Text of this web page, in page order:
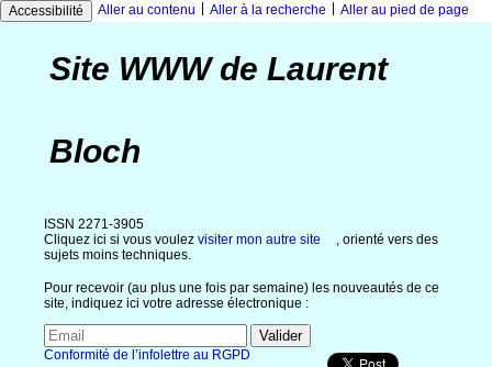
Accessibilité Aller au contenu Aller à la recherche Aller au pied de page
Site WWW de Laurent
Bloch
ISSN 2271-3905
Cliquez ici si vous voulez visiter mon autre site
, orienté vers des
sujets moins techniques.
Pour recevoir (au plus une fois par semaine) les nouveautés de ce
site, indiquez ici votre adresse électronique :
Conformité de l’infolettre au RGPD